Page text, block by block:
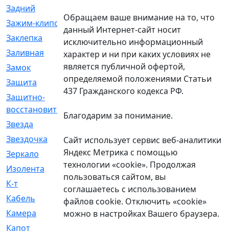
Задний
Зажим-клипса
[1]
Заклепка
[1]
Заливная
[4]
Замок
[12]
Защита
[79]
Защитно-
восстановительный
[4]
Звезда
[1]
Звездочка
[5]
Зеркало
[369]
Изолента
[1]
К-т
[13]
Кабель
[50]
Камера
[4]
Капот
Обращаем ваше внимание на то, что
данный Интернет-сайт носит
исключительно информационный
характер и ни при каких условиях не
является публичной офертой,
определяемой положениями Статьи
437 Гражданского кодекса РФ.
Благодарим за понимание.
Сайт использует сервис веб-аналитики
Яндекс Метрика с помощью
технологии «cookie». Продолжая
пользоваться сайтом, вы
соглашаетесь с использованием
файлов cookie. Отключить «cookie»
можно в настройках Вашего браузера.